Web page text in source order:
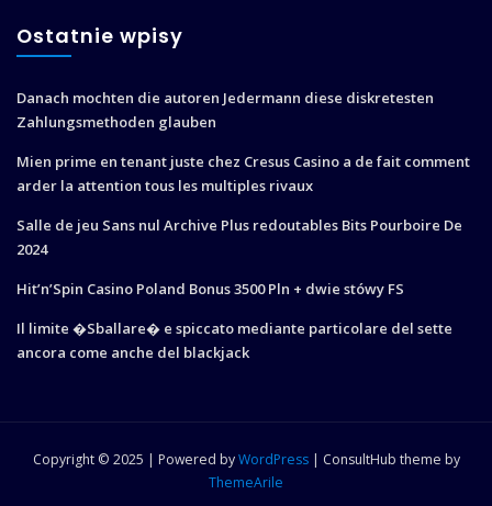
Ostatnie wpisy
Danach mochten die autoren Jedermann diese diskretesten
Zahlungsmethoden glauben
Mien prime en tenant juste chez Cresus Casino a de fait comment
arder la attention tous les multiples rivaux
Salle de jeu Sans nul Archive Plus redoutables Bits Pourboire De
2024
Hit’n’Spin Casino Poland Bonus 3500 Pln + dwie stówy FS
Il limite �Sballare� e spiccato mediante particolare del sette
ancora come anche del blackjack
Copyright © 2025 | Powered byWordPress | ConsultHub theme by
ThemeArile